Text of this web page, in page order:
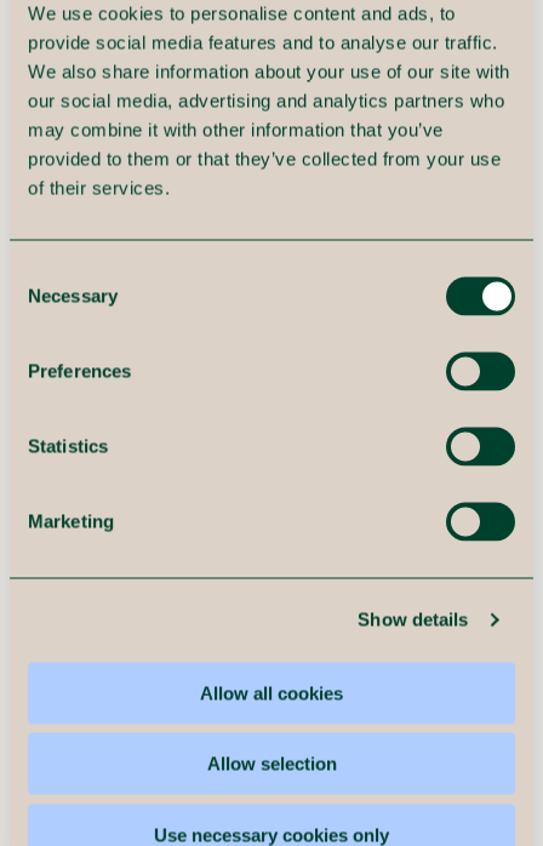
We use cookies to personalise content and ads, to
provide social media features and to analyse our traffic.
We also share information about your use of our site with
our social media, advertising and analytics partners who
may combine it with other information that you’ve
provided to them or that they’ve collected from your use
of their services.
Selection
Necessary
Preferences
Statistics
Marketing
Show details
Allow all cookies
Allow selection
Use necessary cookies only
produktpas. Derudover skal det også beskrives,
hvordan de enkelte komponenter og dele
genanvendes og hvordan man kan udskifte dele af
dem selv.
Udfordringen med det digitale produktpas er, at man
skal være transparent med ikke bare hele produktet i
værdikæden - fra råmaterialer til bearbejdning,
produktion, distribution og salg. Man skal også være
den enkelte komponent på batch-niveau, hvis vi tolker
Det digitale produktpas kan således potentielt
kræver, at man har en klar datastrategi, der kan
understøtte dette behov for skalerbarhed. Her vil en
PIM-fordel #1 Centraliseret
opbevaring af produktinformation –
Information om produktet
PIM fungerer som en central kilde til
relevante oplysninger om et produkt i PIM-systemet
kan virksomheden sikre, at disse informationer er let
for dokumenter, der indeholder informationer om
produktklassifikationer, certificering af krav og